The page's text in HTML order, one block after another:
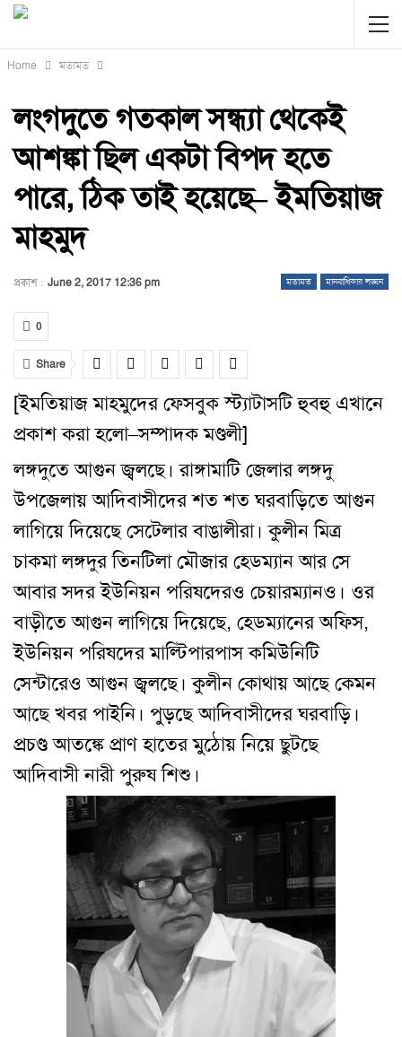
Home মতামত
লংগদুতে গতকাল সন্ধ্যা থেকেই
আশঙ্কা ছিল একটা বিপদ হতে
পারে, ঠিক তাই হয়েছে– ইমতিয়াজ
মাহমুদ
মতামত মানবাধিকার লঙ্ঘন
প্রকাশ : June 2, 2017 12:36 pm
0
Share
[ইমতিয়াজ মাহমুদেরফেসবুক স্ট্যাটাসটিহুবহু এখানে
প্রকাশ করা হলো–সম্পাদক মণ্ডলী]
লঙ্গদুতে আগুন জ্বলছে। রাঙ্গামাটি জেলার লঙ্গদু
উপজেলায় আদিবাসীদের শত শত ঘরবাড়িতে আগুন
লাগিয়ে দিয়েছে সেটেলার বাঙালীরা। কুলীন মিত্র
চাকমা লঙ্গদুর তিনটিলা মৌজার হেডম্যান আর সে
আবার সদর ইউনিয়ন পরিষদেরও চেয়ারম্যানও। ওর
বাড়ীতে আগুন লাগিয়ে দিয়েছে, হেডম্যানের অফিস,
ইউনিয়ন পরিষদের মাল্টিপারপাস কমিউনিটি
সেন্টারেও আগুন জ্বলছে। কুলীন কোথায় আছে কেমন
আছে খবর পাইনি। পুড়ছে আদিবাসীদের ঘরবাড়ি।
প্রচণ্ড আতঙ্কে প্রাণ হাতের মুঠোয় নিয়ে ছুটছে
আদিবাসী নারী পুরুষ শিশু।